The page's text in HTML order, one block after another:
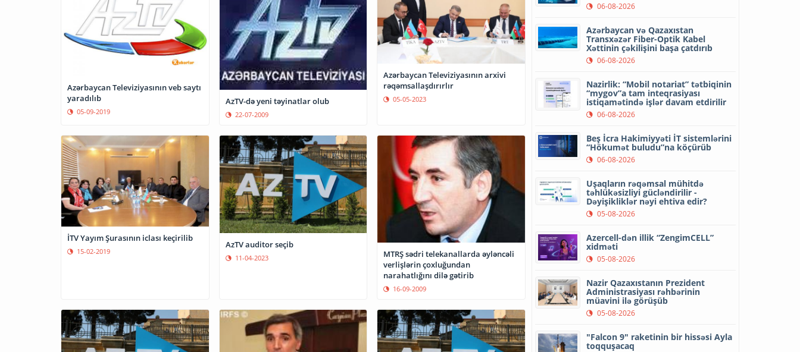
Azərbaycan Televiziyasının veb saytı
yaradılıb
05-09-2019
AzTV-də yeni təyinatlar olub
22-07-2009
Azərbaycan Televiziyasının arxivi
rəqəmsallaşdırırlır
05-05-2023
İTV Yayım Şurasının iclası keçirilib
15-02-2019
AzTV auditor seçib
11-04-2023
MTRŞ sədri telekanallarda əyləncəli
verlişlərin çoxluğundan
narahatlığını dilə gətirib
16-09-2009
06-08-2026
Azərbaycan və Qazaxıstan
Transxəzər Fiber-Optik Kabel
Xəttinin çəkilişini başa çatdırıb
06-08-2026
Nazirlik: “Mobil notariat” tətbiqinin
“mygov”a tam inteqrasiyası
istiqamətində işlər davam etdirilir
06-08-2026
Beş İcra Hakimiyyəti İT sistemlərini
“Hökumət buludu”na köçürüb
06-08-2026
Uşaqların rəqəmsal mühitdə
təhlükəsizliyi gücləndirilir -
Dəyişikliklər nəyi ehtiva edir?
05-08-2026
Azercell-dən illik “ZengimCELL”
xidməti
05-08-2026
Nazir Qazaxıstanın Prezident
Administrasiyası rəhbərinin
müavini ilə görüşüb
05-08-2026
"Falcon 9" raketinin bir hissəsi Ayla
toqquşacaq